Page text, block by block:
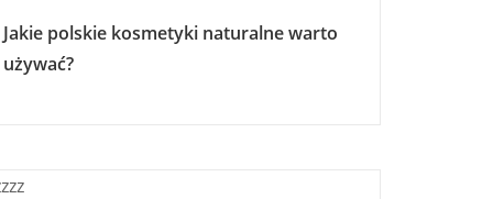
Jakie polskie kosmetyki naturalne warto
używać?